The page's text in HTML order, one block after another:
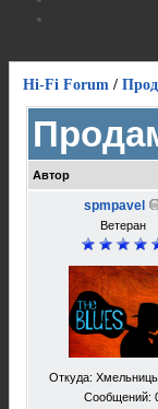
Hi-Fi Forum /
Автор
spmpavel
Ветеран
Откуда:
Сообщений: